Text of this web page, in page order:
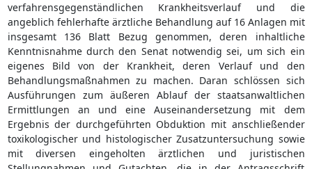
verfahrensgegenständlichen Krankheitsverlauf und die
angeblich fehlerhafte ärztliche Behandlung auf 16 Anlagen mit
insgesamt 136 Blatt Bezug genommen, deren inhaltliche
Kenntnisnahme durch den Senat notwendig sei, um sich ein
eigenes Bild von der Krankheit, deren Verlauf und den
Behandlungsmaßnahmen zu machen. Daran schlössen sich
Ausführungen zum äußeren Ablauf der staatsanwaltlichen
Ermittlungen an und eine Auseinandersetzung mit dem
Ergebnis der durchgeführten Obduktion mit anschließender
toxikologischer und histologischer Zusatzuntersuchung sowie
mit diversen eingeholten ärztlichen und juristischen